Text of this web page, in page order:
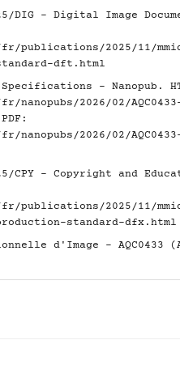
DIG - Digital Image
2025/11/
dft.html
- Nanopub.
2026/02/
PDF:
2026/02/
CPY - Copyright and
2025/11/
standard-dfx.html
d'Image - AQC0433